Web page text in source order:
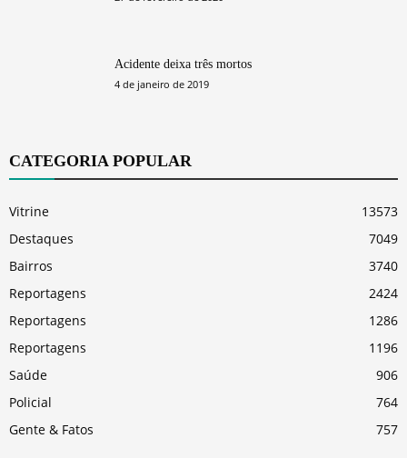
Acidente deixa três mortos
4 de janeiro de 2019
CATEGORIA POPULAR
Vitrine
13573
Destaques
7049
Bairros
3740
Reportagens
2424
Reportagens
1286
Reportagens
1196
Saúde
906
Policial
764
Gente & Fatos
757